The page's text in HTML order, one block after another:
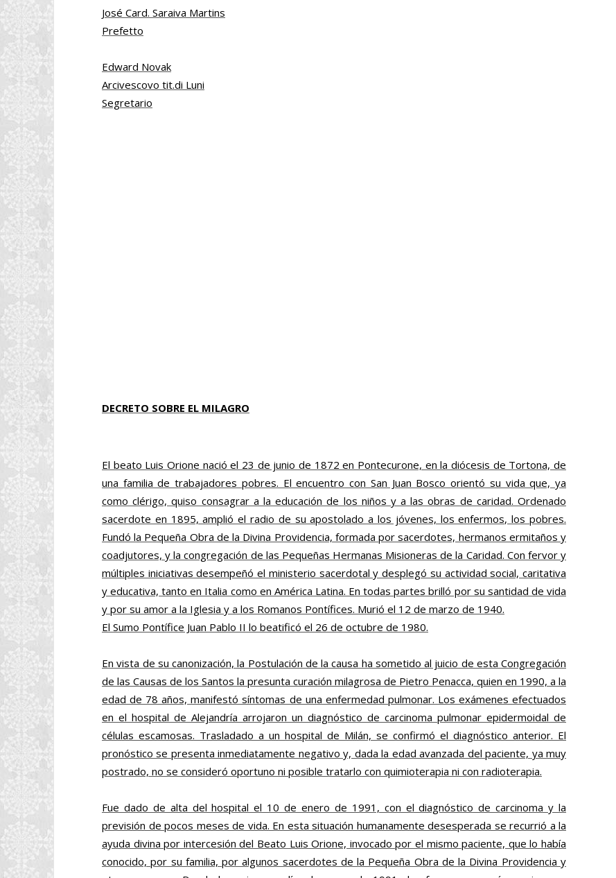
José Card. Saraiva Martins
Prefetto
Edward Novak
Arcivescovo tit.di Luni
Segretario
DECRETO SOBRE EL MILAGRO
El beato Luis Orione nació el 23 de junio de 1872 en Pontecurone, en la diócesis de Tortona, de
una familia de trabajadores pobres. El encuentro con San Juan Bosco orientó su vida que, ya
como clérigo, quiso consagrar a la educación de los niños y a las obras de caridad. Ordenado
sacerdote en 1895, amplió el radio de su apostolado a los jóvenes, los enfermos, los pobres.
Fundó la Pequeña Obra de la Divina Providencia, formada por sacerdotes, hermanos ermitaños y
coadjutores, y la congregación de las Pequeñas Hermanas Misioneras de la Caridad. Con fervor y
múltiples iniciativas desempeñó el ministerio sacerdotal y desplegó su actividad social, caritativa
y educativa, tanto en Italia como en América Latina. En todas partes brilló por su santidad de vida
y por su amor a la Iglesia y a los Romanos Pontífices. Murió el 12 de marzo de 1940.
El Sumo Pontífice Juan Pablo II lo beatificó el 26 de octubre de 1980.
En vista de su canonización, la Postulación de la causa ha sometido al juicio de esta Congregación
de las Causas de los Santos la presunta curación milagrosa de Pietro Penacca, quien en 1990, a la
edad de 78 años, manifestó síntomas de una enfermedad pulmonar. Los exámenes efectuados
en el hospital de Alejandría arrojaron un diagnóstico de carcinoma pulmonar epidermoidal de
células escamosas. Trasladado a un hospital de Milán, se confirmó el diagnóstico anterior. El
pronóstico se presenta inmediatamente negativo y, dada la edad avanzada del paciente, ya muy
postrado, no se consideró oportuno ni posible tratarlo con quimioterapia ni con radioterapia.
Fue dado de alta del hospital el 10 de enero de 1991, con el diagnóstico de carcinoma y la
previsión de pocos meses de vida. En esta situación humanamente desesperada se recurrió a la
ayuda divina por intercesión del Beato Luis Orione, invocado por el mismo paciente, que lo había
conocido, por su familia, por algunos sacerdotes de la Pequeña Obra de la Divina Providencia y